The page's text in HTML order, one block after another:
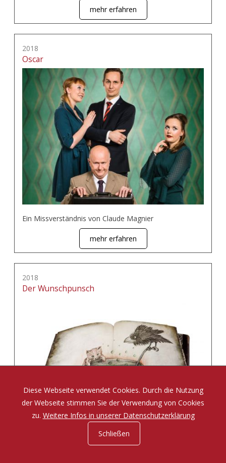
mehr erfahren
2018
Oscar
Ein Missverständnis von Claude Magnier
mehr erfahren
2018
Der Wunschpunsch
Eine Zauberposse von Michael Ende
Diese Webseite verwendet Cookies. Durch die Nutzung
der Webseite stimmen Sie der Verwendung von Cookies
zu. Weitere Infos in unserer Datenschutzerklärung
Schließen